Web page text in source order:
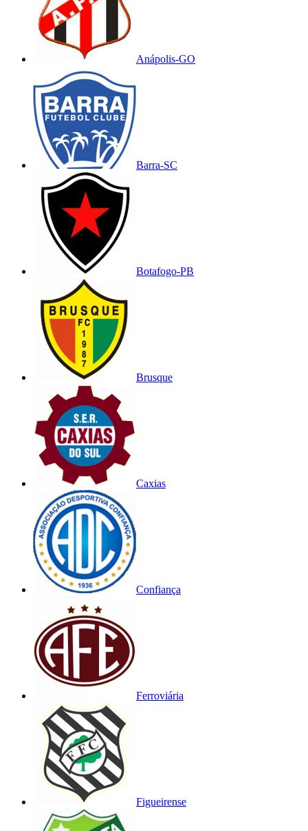
Anápolis-GO
Barra-SC
Botafogo-PB
Brusque
Caxias
Confiança
Ferroviária
Figueirense